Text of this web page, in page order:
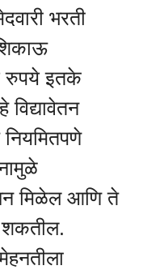
भरती
रुपये इतके
विद्यावेतन
नियमितपणे
मिळेल आणि ते